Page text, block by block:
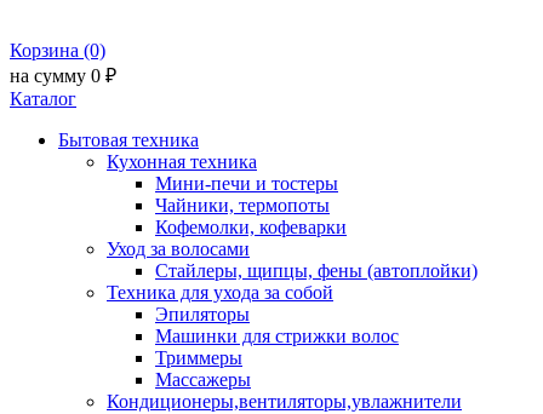
Корзина (0)
на сумму 0 ₽
Каталог
Бытовая техника
Кухонная техника
Мини-печи и тостеры
Чайники, термопоты
Кофемолки, кофеварки
Уход за волосами
Стайлеры, щипцы, фены (автоплойки)
Техника для ухода за собой
Эпиляторы
Машинки для стрижки волос
Триммеры
Массажеры
Кондиционеры,вентиляторы,увлажнители